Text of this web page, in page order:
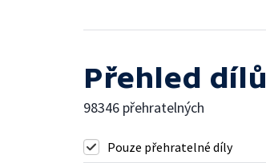
Přehled dílů
98346 přehratelných
Pouze přehratelné díly